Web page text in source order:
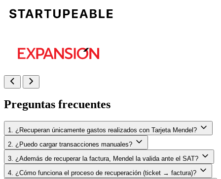
Preguntas frecuentes
1. ¿Recuperan únicamente gastos realizados con Tarjeta Mendel?
2. ¿Puedo cargar transacciones manuales?
3. ¿Además de recuperar la factura, Mendel la valida ante el SAT?
4. ¿Cómo funciona el proceso de recuperación (ticket → factura)?